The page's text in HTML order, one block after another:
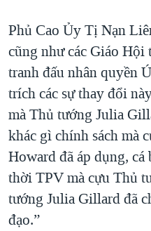
Phủ Cao Ủy Tị Nạn
cũng như các Giáo Hội
tranh đấu nhân quyền
trích các sự thay đổi
mà Thủ tướng Julia
khác gì chính sách mà
Howard đã áp dụng,
thời TPV mà cựu Thủ
tướng Julia Gillard đã
đạo.”